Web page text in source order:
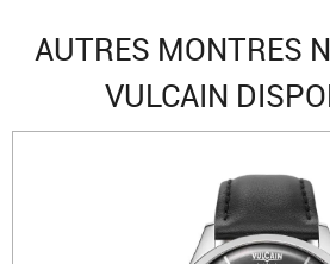
AUTRES MONTRES
VULCAIN